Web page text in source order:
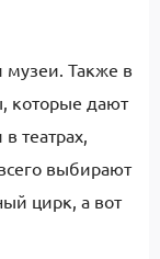
музеи. Также в
которые дают
театрах,
выбирают
цирк, а вот